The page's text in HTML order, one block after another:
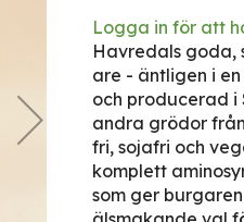
Logga in för att
Havredals goda,
are - äntligen i
och producerad i
andra grödor
fri, sojafri och
komplett
som ger